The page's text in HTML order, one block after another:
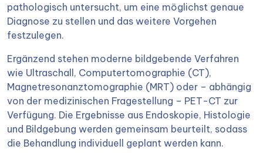
pathologisch untersucht, um eine möglichst genaue
Diagnose zu stellen und das weitere Vorgehen
festzulegen.
Ergänzend stehen moderne bildgebende Verfahren
wie Ultraschall, Computertomographie (CT),
Magnetresonanztomographie (MRT) oder – abhängig
von der medizinischen Fragestellung – PET-CT zur
Verfügung. Die Ergebnisse aus Endoskopie, Histologie
und Bildgebung werden gemeinsam beurteilt, sodass
die Behandlung individuell geplant werden kann.